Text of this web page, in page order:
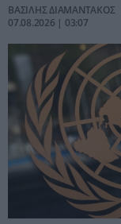
ΒΑΣΙΛΗΣ ΔΙΑΜΑΝΤΑΚΟΣ
07.08.2026 | 03:07